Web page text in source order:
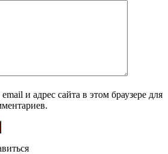
и адрес сайта в этом браузере для